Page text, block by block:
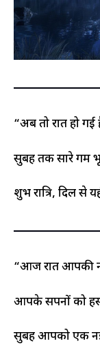
“अब तो रात हो
सुबह तक सारे गम
शुभ रात्रि, दिल से
“आज रात आपकी
आपके सपनों को
सुबह आपको एक